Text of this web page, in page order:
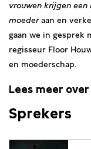
vrouwen krijgen
moederaan en
gaan we in gesprek
regisseur Floor
en moederschap.
Lees meer
Jantine Jongebloed
zette mijn
Sprekers